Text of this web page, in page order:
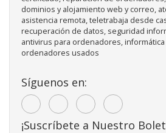
dominios y alojamiento web y correo,
asistencia remota, teletrabaja desde
recuperación de datos, seguridad
antivirus para ordenadores,
ordenadores usados
Síguenos en:
¡Suscríbete a Nuestro